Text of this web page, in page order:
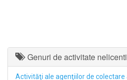
Genuri de activitate
Activităţi ale agenţiilor de colectare